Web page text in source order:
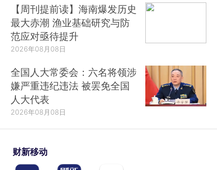
【周刊提前读】海南爆发历史
最大赤潮 渔业基础研究与防
范应对亟待提升
2026年08月08日
全国人大常委会：六名将领涉
嫌严重违纪违法 被罢免全国
人大代表
2026年08月08日
财新移动